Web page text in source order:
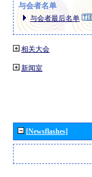
与会者名单
与会者最后名单
相关大会
新闻室
[Newsflashes]